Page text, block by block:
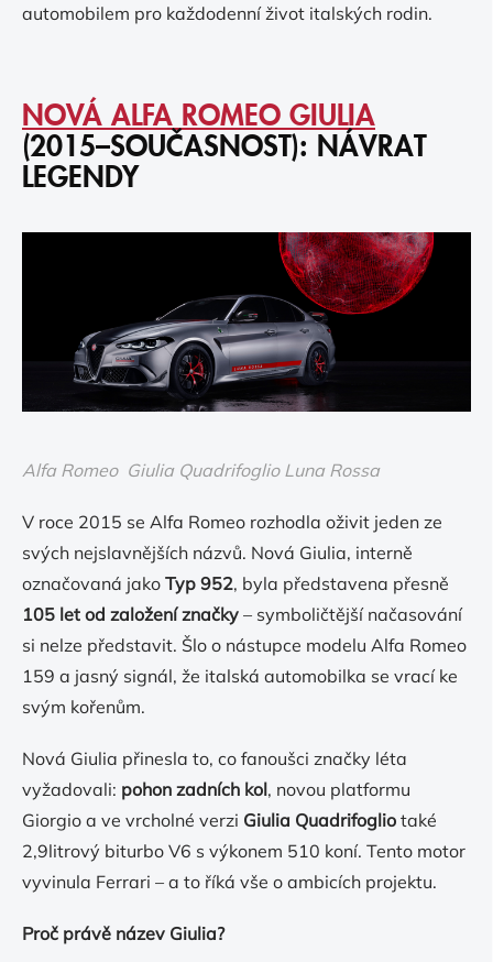
automobilem pro každodenní život italských rodin.
NOVÁ ALFA ROMEO GIULIA
(2015–SOUČASNOST): NÁVRAT
LEGENDY
Alfa Romeo Giulia Quadrifoglio Luna Rossa
V roce 2015 se Alfa Romeo rozhodla oživit jeden ze
svých nejslavnějších názvů. Nová Giulia, interně
označovaná jako Typ 952, byla představena přesně
105 let od založení značky – symboličtější načasování
si nelze představit. Šlo o nástupce modelu Alfa Romeo
159 a jasný signál, že italská automobilka se vrací ke
svým kořenům.
Nová Giulia přinesla to, co fanoušci značky léta
vyžadovali: pohon zadních kol, novou platformu
Giorgio a ve vrcholné verzi Giulia Quadrifoglio také
2,9litrový biturbo V6 s výkonem 510 koní. Tento motor
vyvinula Ferrari – a to říká vše o ambicích projektu.
Proč právě název Giulia?